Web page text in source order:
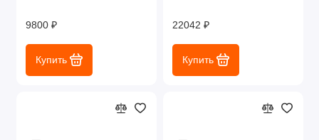
9800 ₽
Купить
22042 ₽
Купить